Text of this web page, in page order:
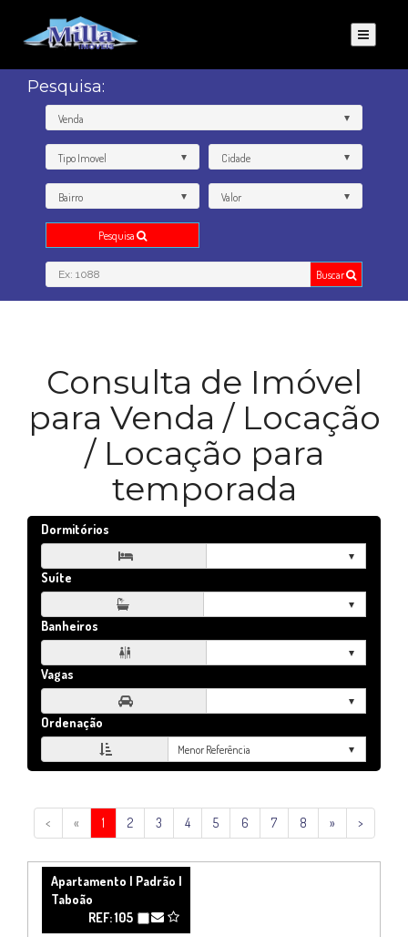
Pesquisa:
Venda
Tipo Imovel Cidade
Bairro Valor
Pesquisa
Buscar
Consulta de Imóvel
para Venda / Locação
/ Locação para
temporada
Dormitórios

Suíte
Banheiros

Vagas

Ordenação
Menor Referência
< « 1 2 3 4 5 6 7 8 » >
Apartamento | Padrão |
Taboão
REF: 105